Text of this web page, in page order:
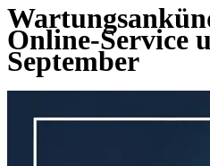
Online-Service
September